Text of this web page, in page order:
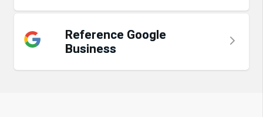
Reference Google
Business